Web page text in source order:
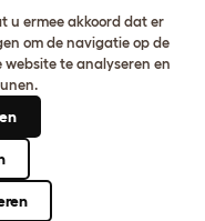
u ermee akkoord dat er
om de navigatie op de
te analyseren en